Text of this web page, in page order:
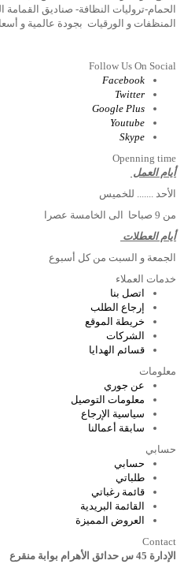
الحمام-تروليات النظافة- صناديق
المنظفات و الورقيات بجودة عالمية و
Follow Us On Social
Facebook
Twitter
Google Plus
Youtube
Skype
Openning time
أيام العمل
الأحد ....... للخميس
من 9 صباحا الى الخامسة عصرا
أيام العطلات
الجمعة و السبت من كل أسبوع
خدمات العملاء
اتصل بنا
إرجاع الطلب
خريطة الموقع
الشركات
قسائم الهدايا
معلومات
عن جوري
معلومات التوصيل
سياسية الإرجاع
سابقة أعمالنا
حسابي
حسابي
طلباتي
قائمة رغباتي
القائمة البريدية
العروض المميزة
Contact
الإدارة 45 س حدائق الأهرام بوابة منقرع